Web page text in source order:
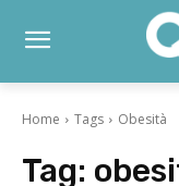
Home Tags Obesità
Tag: